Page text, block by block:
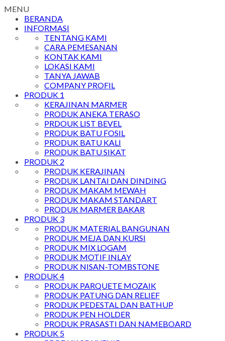
MENU
BERANDA
INFORMASI
TENTANG KAMI
CARA PEMESANAN
KONTAK KAMI
LOKASI KAMI
TANYA JAWAB
COMPANY PROFIL
PRODUK 1
KERAJINAN MARMER
PRODUK ANEKA TERASO
PRDOUK LIST BEVEL
PRODUK BATU FOSIL
PRODUK BATU KALI
PRODUK BATU SIKAT
PRODUK 2
PRODUK KERAJINAN
PRODUK LANTAI DAN DINDING
PRODUK MAKAM MEWAH
PRODUK MAKAM STANDART
PRODUK MARMER BAKAR
PRODUK 3
PRODUK MATERIAL BANGUNAN
PRODUK MEJA DAN KURSI
PRODUK MIX LOGAM
PRODUK MOTIF INLAY
PRODUK NISAN-TOMBSTONE
PRODUK 4
PRODUK PARQUETE MOZAIK
PRODUK PATUNG DAN RELIEF
PRODUK PEDESTAL DAN BATHUP
PRODUK PEN HOLDER
PRODUK PRASASTI DAN NAMEBOARD
PRODUK 5